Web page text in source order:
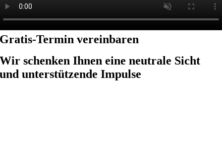
Gratis-Termin vereinbaren
Wir schenken Ihnen eine neutrale Sicht
und unterstützende Impulse